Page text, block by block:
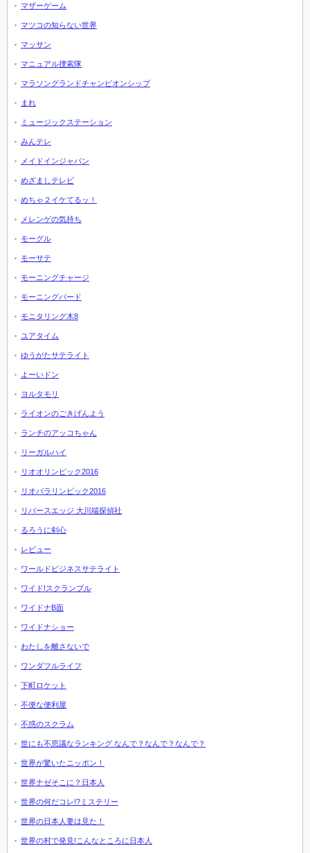
マザーゲーム
マツコの知らない世界
マッサン
マニュアル捜索隊
マラソングランドチャンピオンシップ
まれ
ミュージックステーション
みんテレ
メイドインジャパン
めざましテレビ
めちゃ２イケてるッ！
メレンゲの気持ち
モーグル
モーサテ
モーニングチャージ
モーニングバード
モニタリング木8
ユアタイム
ゆうがたサテライト
よーいドン
ヨルタモリ
ライオンのごきげんよう
ランチのアッコちゃん
リーガルハイ
リオオリンピック2016
リオパラリンピック2016
リバースエッジ 大川端探偵社
るろうに剣心
レビュー
ワールドビジネスサテライト
ワイド!スクランブル
ワイドナB面
ワイドナショー
わたしを離さないで
ワンダフルライフ
下町ロケット
不便な便利屋
不惑のスクラム
世にも不思議なランキング なんで？なんで？なんで？
世界が驚いたニッポン！
世界ナゼそこに？日本人
世界の何だコレ!?ミステリー
世界の日本人妻は見た！
世界の村で発見!こんなところに日本人